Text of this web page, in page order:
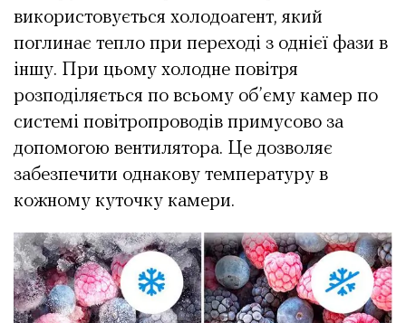
використовується холодоагент, який
поглинає тепло при переході з однієї фази в
іншу. При цьому холодне повітря
розподіляється по всьому об’єму камер по
системі повітропроводів примусово за
допомогою вентилятора. Це дозволяє
забезпечити однакову температуру в
кожному куточку камери.